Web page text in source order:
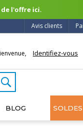
l'offre ici.
Avis clients
Identifiez-vous
BLOG